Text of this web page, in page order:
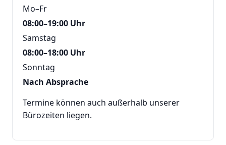
Mo–Fr
08:00–19:00 Uhr
Samstag
08:00–18:00 Uhr
Sonntag
Nach Absprache
Termine können auch außerhalb unserer
Bürozeiten liegen.